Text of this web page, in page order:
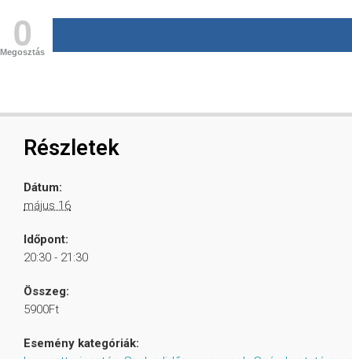
0
Megosztás
Részletek
Dátum:
május 16
Időpont:
20:30 - 21:30
Összeg:
5900Ft
Esemény kategóriák: